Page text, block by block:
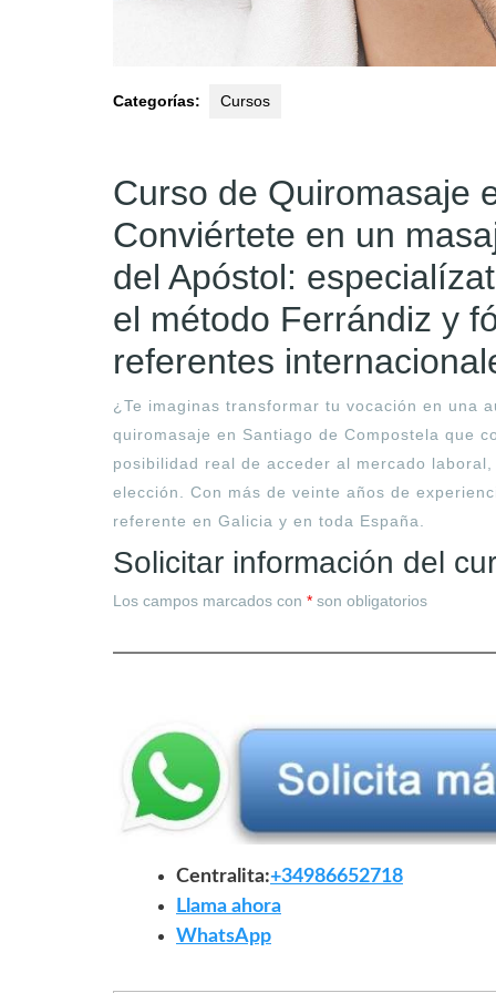
Categorías: Cursos
Curso de Quiromasaje
Conviértete en un
del Apóstol:
el método Ferrándiz y
referentes
¿Te imaginas transformar tu vocación en una
quiromasaje en Santiago de Compostela que
posibilidad real de acceder al mercado
elección. Con más de veinte años de
referente en Galicia y en toda España.
Solicitar información del
Los campos marcados con * son obligatorios
Centralita:+34986652718
Llama ahora
WhatsApp